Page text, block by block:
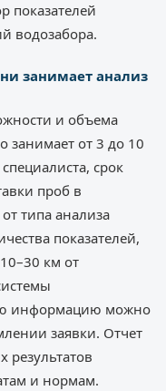
показателей
водозабора.
занимает анализ
и объема
занимает от 3 до 10
срок
проб в
типа анализа
показателей,
км от
информацию можно
заявки. Отчет
и нормам.